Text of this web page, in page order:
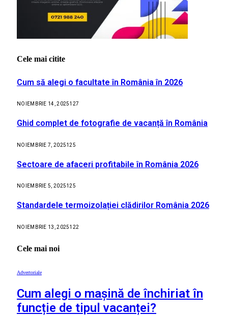
Cele mai citite
Cum să alegi o facultate în România în 2026
NOIEMBRIE 14, 2025127
Ghid complet de fotografie de vacanță în România
NOIEMBRIE 7, 2025125
Sectoare de afaceri profitabile în România 2026
NOIEMBRIE 5, 2025125
Standardele termoizolației clădirilor România 2026
NOIEMBRIE 13, 2025122
Cele mai noi
Advertoriale
Cum alegi o mașină de închiriat în
funcție de tipul vacanței?